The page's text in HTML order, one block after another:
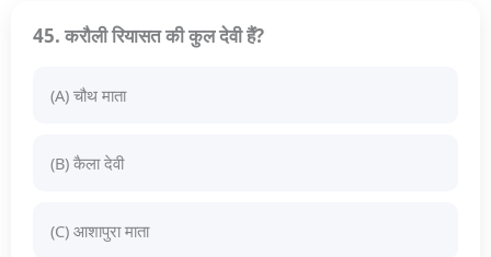
45. करौली रियासत की कुल देवी हैं?
(A) चौथ माता
(B) कैला देवी
(C) आशापुरा माता